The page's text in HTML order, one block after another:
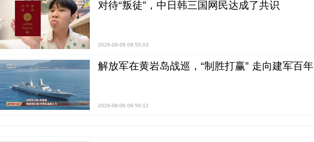
对待“叛徒”，中日韩三国网民达成了共识
2026-08-06 09:55:03
解放军在黄岩岛战巡，“制胜打赢” 走向建军百年
2026-08-06 09:56:12